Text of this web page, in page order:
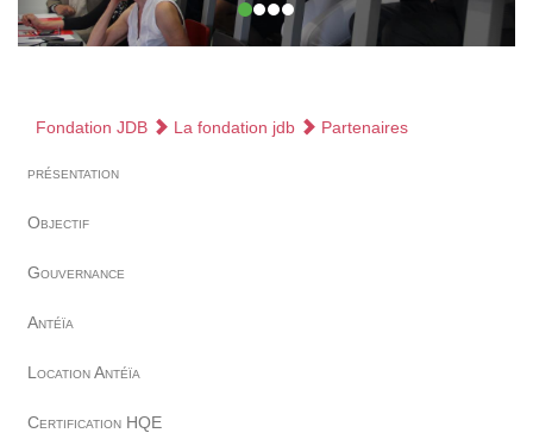
Fondation JDB La fondation jdb Partenaires
présentation
Objectif
Gouvernance
Antéïa
Location Antéïa
Certification HQE